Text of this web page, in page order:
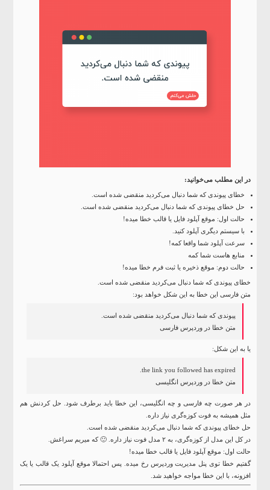
در این مطلب می‌خوانید:
خطای پیوندی که شما دنبال می‌کردید منقضی شده است.
حل خطای پیوندی که شما دنبال می‌کردید منقضی شده است.
حالت اول: موقع آپلود فایل یا قالب خطا میده!
با سیستم دیگری آپلود کنید.
سرعت آپلود شما واقعا کمه!
منابع هاست شما کمه
حالت دوم: موقع ذخیره یا ثبت فرم خطا میده!
خطای پیوندی که شما دنبال می‌کردید منقضی شده است.
متن فارسی این خطا به این شکل خواهد بود:
پیوندی که شما دنبال می‌کردید منقضی شده است.
متن خطا دروردپرس فارسی
یا به این شکل:
the link you followed has expired.
متن خطا در وردپرس انگلیسی
در هر صورت چه فارسی و چه انگلیسی، این خطا باید برطرف شود. حل کردنش هم
مثل همیشه به فوت کوزه‌گری نیاز داره.
حل خطای پیوندی که شما دنبال می‌کردید منقضی شده است.
در کل این مدل از کوزه‌گری، به ۲ مدل فوت نیاز داره. 🙂 که میریم سراغش.
حالت اول: موقع آپلود فایل یا قالب خطا میده!
گفتیم خطا توی پنل مدیریت وردپرس رخ میده. پس احتمالا موقع آپلود یک قالب یا یک
افزونه، با این خطا مواجه خواهید شد.